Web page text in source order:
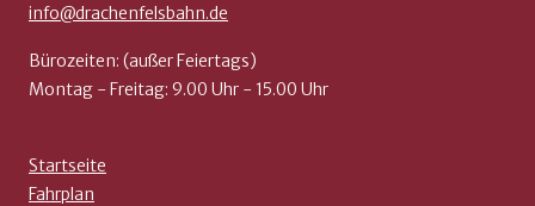
info@drachenfelsbahn.de
Bürozeiten: (außer Feiertags)
Montag - Freitag: 9.00 Uhr - 15.00 Uhr
Startseite
Fahrplan